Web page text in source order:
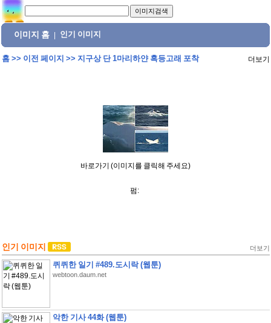
이미지 홈 인기 이미지
홈>> 이전 페이지 >> 지구상 단 1마리하얀 혹등고래 포착 더보기
바로가기 (이미지를 클릭해 주세요)
펌:
인기 이미지 더보기
퀴퀴한 일기 #489.도시락 (웹툰)
webtoon.daum.net
악한 기사 44화 (웹툰)